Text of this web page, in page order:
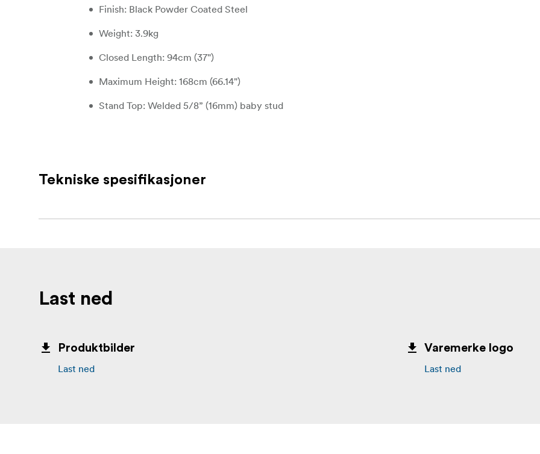
Finish: Black Powder Coated Steel
Weight: 3.9kg
Closed Length: 94cm (37")
Maximum Height: 168cm (66.14")
Stand Top: Welded 5/8” (16mm) baby stud
“moses pole” allows the operator take a breath whilst the large docking stand are not able to be carried. A
tool for every steadicam operator, camera assistant and dolly grip.
Tekniske spesifikasjoner
Last ned
Produktbilder
Last ned
Varemerke logo
Last ned